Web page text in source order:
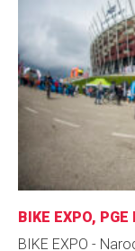
BIKE EXPO,
BIKE EXPO -